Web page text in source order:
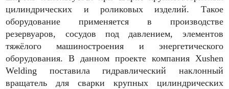
цилиндрических и роликовых изделий. Такое
оборудование применяется в производстве
резервуаров, сосудов под давлением, элементов
тяжёлого машиностроения и энергетического
оборудования. В данном проекте компания Xushen
Welding поставила гидравлический наклонный
вращатель для сварки крупных цилиндрических